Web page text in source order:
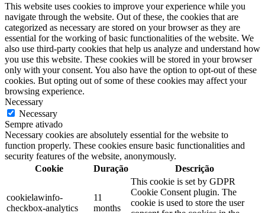
This website uses cookies to improve your experience while you
navigate through the website. Out of these, the cookies that are
categorized as necessary are stored on your browser as they are
essential for the working of basic functionalities of the website. We
also use third-party cookies that help us analyze and understand how
you use this website. These cookies will be stored in your browser
only with your consent. You also have the option to opt-out of these
cookies. But opting out of some of these cookies may affect your
browsing experience.
Necessary
Necessary
Sempre ativado
Necessary cookies are absolutely essential for the website to
function properly. These cookies ensure basic functionalities and
security features of the website, anonymously.
Cookie
Duração Descrição
cookielawinfo-
checkbox-analytics
11
months
This cookie is set by GDPR
Cookie Consent plugin. The
cookie is used to store the user